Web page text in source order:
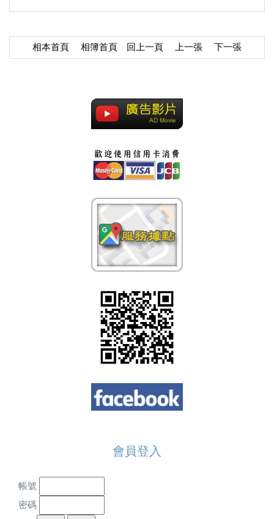
會員登入
帳號
密碼
相本首頁 相簿首頁 回上一頁 上一張 下一張